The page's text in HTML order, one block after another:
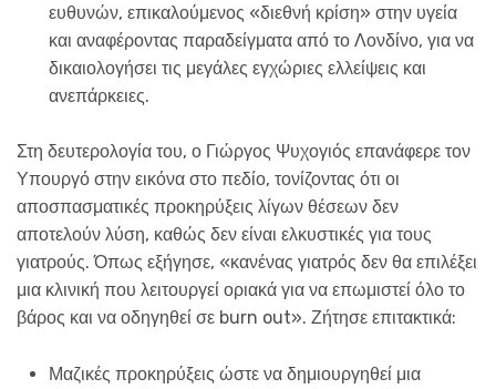
ευθυνών, επικαλούμενος «διεθνή κρίση» στην υγεία
και αναφέροντας παραδείγματα από το Λονδίνο, για να
δικαιολογήσει τις μεγάλες εγχώριες ελλείψεις και
ανεπάρκειες.
Στη δευτερολογία του, ο Γιώργος Ψυχογιός επανάφερε τον
Υπουργό στην εικόνα στο πεδίο, τονίζοντας ότι οι
αποσπασματικές προκηρύξεις λίγων θέσεων δεν
αποτελούν λύση, καθώς δεν είναι ελκυστικές για τους
γιατρούς. Όπως εξήγησε, «κανένας γιατρός δεν θα επιλέξει
μια κλινική που λειτουργεί οριακά για να επωμιστεί όλο το
βάρος και να οδηγηθεί σε burn out». Ζήτησε επιτακτικά:
Μαζικές προκηρύξεις ώστε να δημιουργηθεί μια